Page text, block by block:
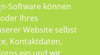
Software können
Ihres
Website selbst
Kontaktdaten,